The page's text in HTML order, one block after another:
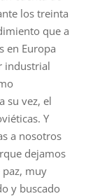
los treinta
que a
en Europa
industrial
su vez, el
Y
a nosotros
dejamos
muy
y buscado